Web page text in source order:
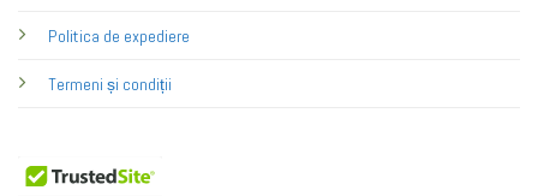
Politica de expediere
Termeni și condiții